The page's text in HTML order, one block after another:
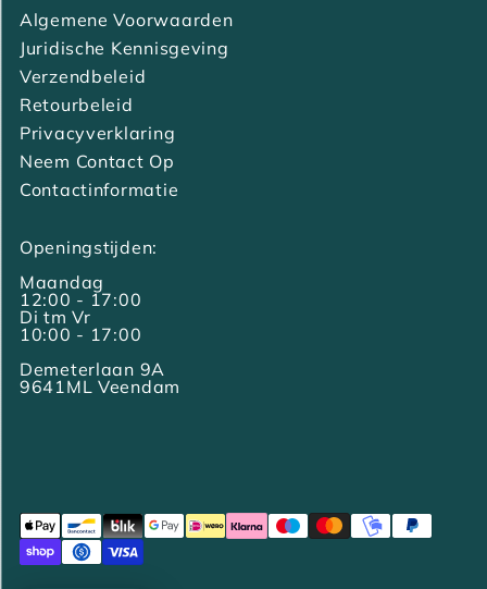
Algemene Voorwaarden
Juridische Kennisgeving
Verzendbeleid
Retourbeleid
Privacyverklaring
Neem Contact Op
Contactinformatie
Openingstijden:
Maandag
12:00 - 17:00
Di tm Vr
10:00 - 17:00
Demeterlaan 9A
9641ML Veendam